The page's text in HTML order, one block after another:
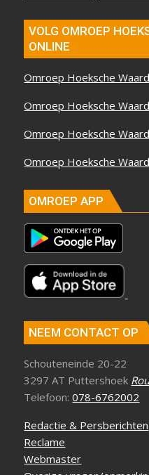
VOLG OMROEP
ONLINE
Omroep Hoeksche
Omroep Hoeksche
Omroep Hoeksche
Omroep Hoeksche
OMROEP APP
NEEM CONTACT OP
Schouteneinde 20-22
3297 AT Puttershoek
Telefoon:078-6762002
Redactie & Persberichten
Reclame
Webmaster